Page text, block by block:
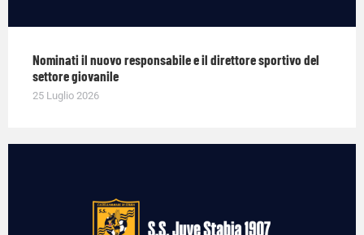
Nominati il nuovo responsabile e il direttore sportivo del
settore giovanile
25 Luglio 2026